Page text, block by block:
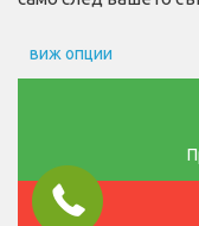
Производители
Контакти
0876768686
виж опции
Препочитания за
Данни за
Маркетинг